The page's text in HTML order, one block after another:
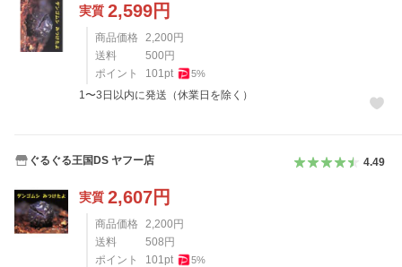
実質 2,599円
商品価格 2,200 円
送料
500 円
ポイント
101pt 5%
1〜3日以内に発送（休業日を除く）
ぐるぐる王国DS ヤフー店 4.49
実質 2,607円
商品価格 2,200 円
送料
508 円
ポイント
101pt 5%